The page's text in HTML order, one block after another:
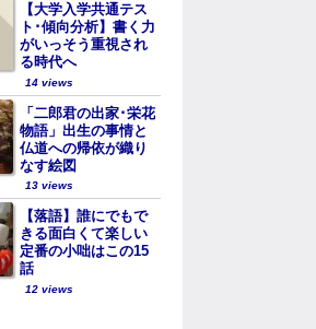
【大学入学共通テス
ト･傾向分析】書く力
がいっそう重視され
る時代へ
14 views
「二郎君の出家･栄花
物語」出生の事情と
仏道への帰依が織り
なす絵図
13 views
【落語】誰にでもで
きる面白くて楽しい
定番の小咄はこの15
話
12 views